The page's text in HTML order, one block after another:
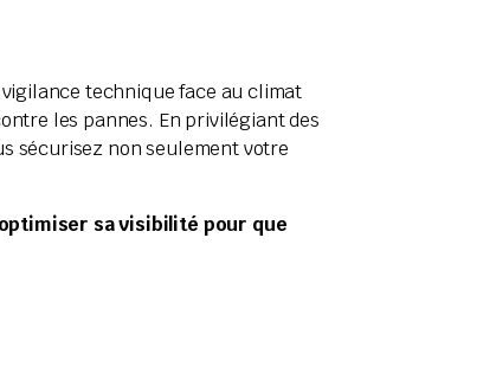
technique face au climat
les pannes. En privilégiant des
sécurisez non seulement votre
sa visibilité pour que